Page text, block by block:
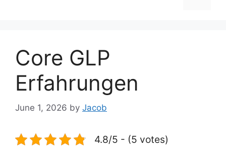
Core GLP
Erfahrungen
June 1, 2026 by Jacob
4.8/5 - (5 votes)